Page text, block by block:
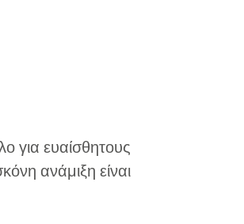
για ευαίσθητους
ανάμιξη είναι